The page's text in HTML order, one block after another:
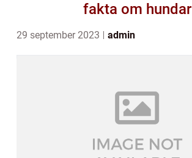
fakta om hundar
29 september 2023 admin